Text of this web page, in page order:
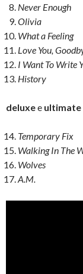
Never Enough
Olivia
What a Feeling
Love You,
I Want To Write
History
deluxee ultimate
Temporary Fix
Walking In The
Wolves
A.M.